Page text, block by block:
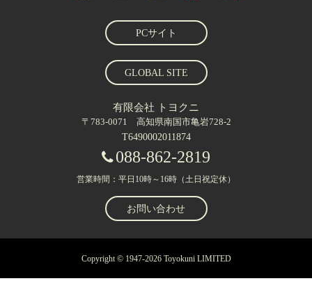
PCサイト
GLOBAL SITE
有限会社 トヨクニ
〒783-0071 高知県南国市亀岩728-2
T6490002011874
088-862-2819
営業時間：平日10時～16時（土日祝定休）
お問い合わせ
Copyright © 1947-2026 Toyokuni LIMITED